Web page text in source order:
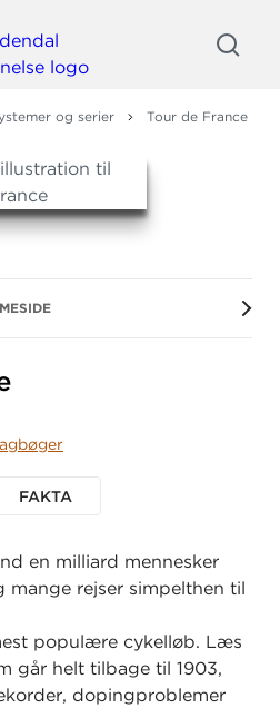
og serier Tour de France
FAKTA
en milliard mennesker
mange rejser simpelthen til
populære cykelløb. Læs
går helt tilbage til 1903,
dopingproblemer